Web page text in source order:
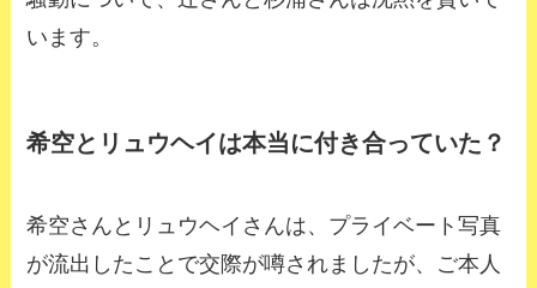
います。
希空とリュウヘイは本当に付き合っていた？
希空さんとリュウヘイさんは、プライベート写真
が流出したことで交際が噂されましたが、ご本人